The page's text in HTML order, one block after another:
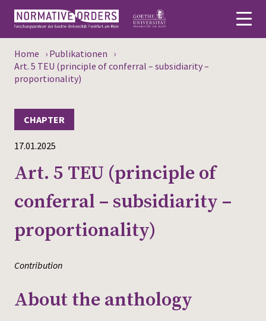
Deutsch
News
Persons
Research
Events
Publications
Media
Press
Home › Publikationen ›
Art. 5 TEU (principle of conferral – subsidiarity –
proportionality)
17.01.2025
CHAPTER
Art. 5 TEU (principle of
conferral – subsidiarity –
proportionality)
Contribution
About the anthology